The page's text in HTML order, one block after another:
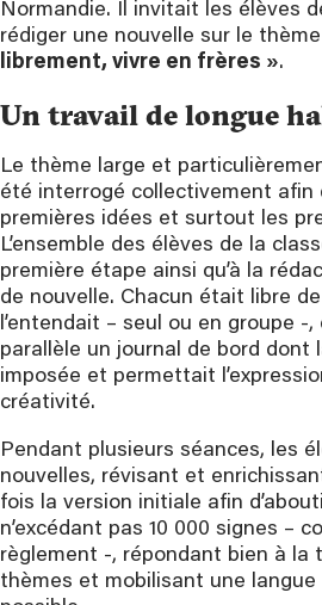
Normandie. Il invitait les élèves
rédiger une nouvelle sur le thème
librement, vivre en frères ».
Un travail de longue
Le thème large et
été interrogé collectivement afin
premières idées et surtout les
L’ensemble des élèves de la
première étape ainsi qu’à la
de nouvelle. Chacun était libre
l’entendait – seul ou en groupe -
parallèle un journal de bord dont
imposée et permettait
créativité.
Pendant plusieurs séances, les
nouvelles, révisant et
fois la version initiale afin
n’excédant pas 10 000 signes –
règlement -, répondant bien à la
thèmes et mobilisant une langue